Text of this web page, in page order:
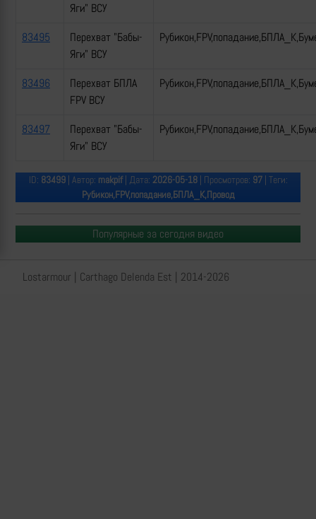
Яги" ВСУ
83495
Перехват "Бабы-
Яги" ВСУ
83496
Перехват БПЛА
FPV ВСУ
83497
Перехват "Бабы-
Яги" ВСУ
ID: 83499| Автор: makpif| Дата: 2026-05-18| Просмотров: 97| Теги:
Рубикон,FPV,попадание,БПЛА_К,Провод
Популярные за сегодня видео
Lostarmour | Carthago Delenda Est | 2014-2026